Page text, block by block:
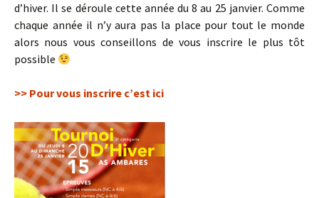
d’hiver. Il se déroule cette année du 8 au 25 janvier. Comme
chaque année il n’y aura pas la place pour tout le monde
alors nous vous conseillons de vous inscrire le plus tôt
possible
>> Pour vous inscrire c’est ici